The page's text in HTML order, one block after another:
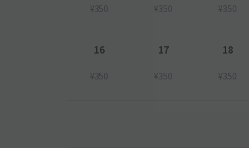
¥350 ¥350 ¥350
16
¥350
17
¥350
18
¥350